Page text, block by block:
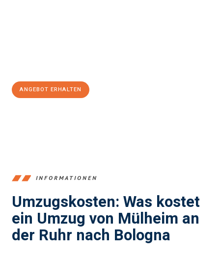
ANGEBOT ERHALTEN
INFORMATIONEN
Umzugskosten: Was kostet
ein Umzug von Mülheim an
der Ruhr nach Bologna